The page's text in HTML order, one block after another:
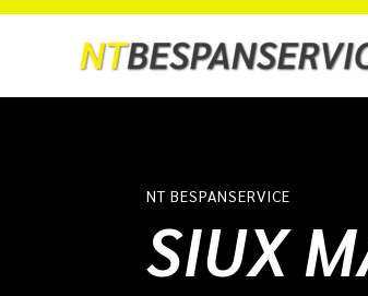
NT BESPANSERVICE
SIUX